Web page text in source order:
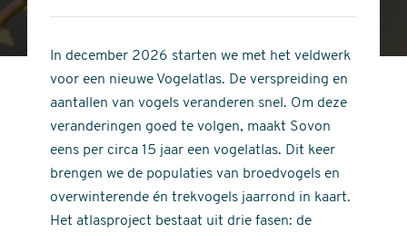
stars
of
stars
In december 2026 starten we met het veldwerk
voor een nieuwe Vogelatlas. De verspreiding en
aantallen van vogels veranderen snel. Om deze
veranderingen goed te volgen, maakt Sovon
eens per circa 15 jaar een vogelatlas. Dit keer
brengen we de populaties van broedvogels en
overwinterende én trekvogels jaarrond in kaart.
Het atlasproject bestaat uit drie fasen: de